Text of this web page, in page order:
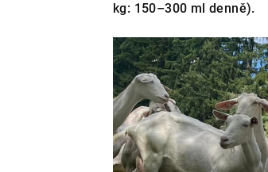
kg: 150–300 ml denně).